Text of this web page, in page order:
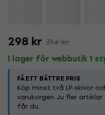
298 kr 314 kr
I lager för webbutik 1
FÅ ETT BÄTTRE PRIS
Köp minst två LP-skivor
varukorgen. Ju fler
får du.